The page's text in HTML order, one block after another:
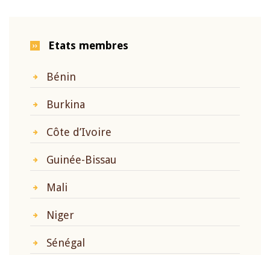
Etats membres
Bénin
Burkina
Côte d’Ivoire
Guinée-Bissau
Mali
Niger
Sénégal